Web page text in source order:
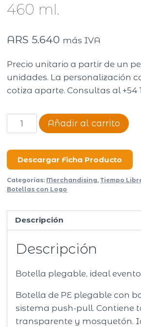
460 ml.
ARS 5.640 más IVA
Precio unitario a partir de un
unidades. La personalización
cotiza aparte. Consultas al +54
Botella
Maratón
Blanco
460
ml.
Añadir al carrito
Descargar Ficha Producto
Categorías: Merchandising,Tiempo
Botellas con Logo
Descripción
Descripción
Botella plegable, ideal
Botella de PE plegable con
sistema push-pull. Contiene
transparente y mosquetón.